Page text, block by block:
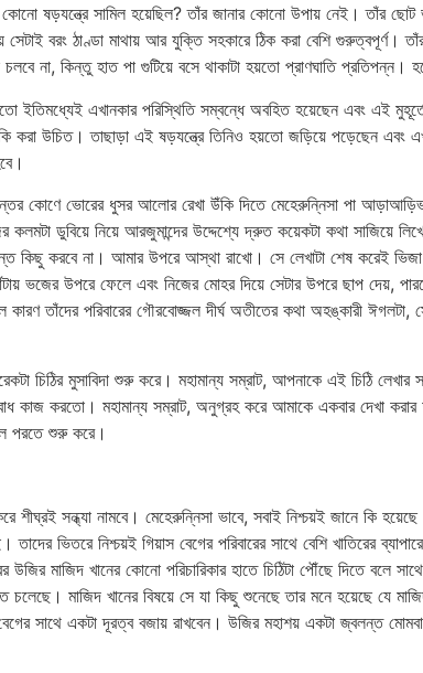
ষড়যন্ত্রে সামিল হয়েছিল? তাঁর জানার কোনো উপায় নেই। তাঁর
বরং ঠাণ্ডা মাথায় আর যুক্তি সহকারে ঠিক করা বেশি গুরুত্বপূর্ণ।
না, কিন্তু হাত পা গুটিয়ে বসে থাকাটা হয়তো প্রাণঘাতি প্রতিপন্ন।
ইতিমধ্যেই এখানকার পরিস্থিতি সম্বন্ধে অবহিত হয়েছেন এবং এই
কি করা উচিত। তাছাড়া এই ষড়যন্ত্রে তিনিও হয়তো জড়িয়ে পড়েছেন
কোণে ভোরের ধুসর আলোর রেখা উঁকি দিতে মেহেরুন্নিসা পা
কলমটা ডুবিয়ে নিয়ে আরজুমান্দের উদ্দেশ্যে দ্রুত কয়েকটা কথা সাজিয়ে
কিছু করবে না। আমার উপরে আস্থা রাখো। সে লেখাটা শেষ করেই ভিজা
উপরে ফেলে এবং নিজের মোহর দিয়ে সেটার উপরে ছাপ দেয়,
তাঁদের পরিবারের গৌরবোজ্জল দীর্ঘ অতীতের কথা অহঙ্কারী ঈগলটা,
চিঠির মুসাবিদা শুরু করে। মহামান্য সম্রাট, আপনাকে এই চিঠি
কাজ করতো। মহামান্য সম্রাট, অনুগ্রহ করে আমাকে একবার দেখা
পরতে শুরু করে।
শীঘ্রই সন্ধ্যা নামবে। মেহেরুন্নিসা ভাবে, সবাই নিশ্চয়ই জানে কি
ভিতরে নিশ্চয়ই গিয়াস বেগের পরিবারের সাথে বেশি খাতিরের
উজির মাজিদ খানের কোনো পরিচারিকার হাতে চিঠিটা পৌঁছে দিতে বলে
চলেছে। মাজিদ খানের বিষয়ে সে যা কিছু শুনেছে তার মনে হয়েছে যে
সাথে একটা দূরত্ব বজায় রাখবেন। উজির মহাশয় একটা জ্বলন্ত